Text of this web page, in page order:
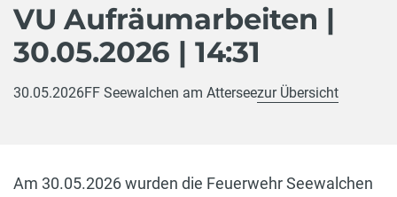
VU Aufräumarbeiten |
30.05.2026 | 14:31
30.05.2026FF Seewalchen am Atterseezur Übersicht
Am 30.05.2026 wurden die Feuerwehr Seewalchen